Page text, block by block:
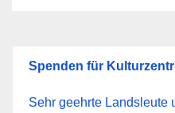
Spenden für
Sehr geehrte Landsleute